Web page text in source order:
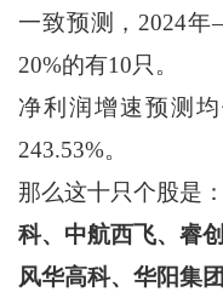
一致预测，2024
20%的有10只。
净利润增速预测
243.53%。
那么这十只个股是：
科、中航西飞、睿
风华高科、华阳集